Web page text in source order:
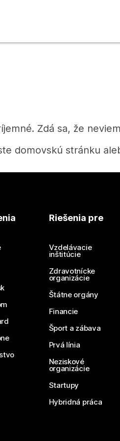
Zdá sa, že
domovskú stránku
Potrebujete
Odoslať otázku
Riešenia pre
Vzdelávacie
inštitúcie
Zdravotnícke
organizácie
Štátne orgány
Financie
Šport a zábava
Prvá línia
Neziskové
organizácie
Startupy
Hybridná práca